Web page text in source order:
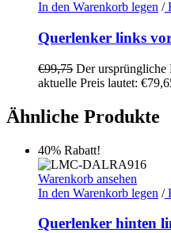
In den Warenkorb legen /
Querlenker links
€99,75 Der ursprüngliche
aktuelle Preis lautet:
Ähnliche Produkte
40% Rabatt!
Warenkorb ansehen
In den Warenkorb legen /
Querlenker hinten